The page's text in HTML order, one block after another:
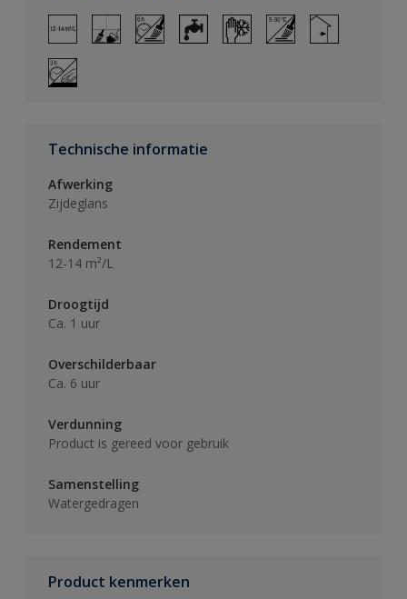
Technische informatie
Afwerking
Zijdeglans
Rendement
12-14 m²/L
Droogtijd
Ca. 1 uur
Overschilderbaar
Ca. 6 uur
Verdunning
Product is gereed voor gebruik
Samenstelling
Watergedragen
Product kenmerken